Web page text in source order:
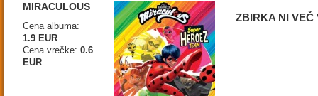
MIRACULOUS
Cena albuma:
1.9 EUR
Cena vrečke: 0.6
EUR
ZBIRKA NI VEČ